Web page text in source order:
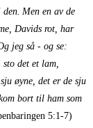
Men en av de
Davids rot, har
jeg så - og se:
det et lam,
øyne, det er de sju
bort til ham som
5:1-7)